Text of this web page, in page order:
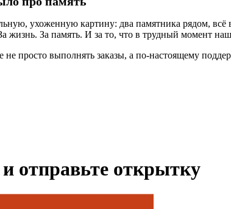
ухоженную картину: два памятника рядом,
жизнь. За память. И за то, что в трудный момент
не просто выполнять заказы, а по-настоящему
отправьте открытку